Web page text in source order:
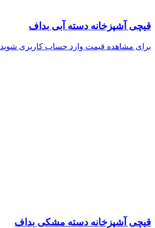
قیچی آشپزخانه دسته آبی بداف
برای مشاهده قیمت وارد حساب کاربری شوید
قیچی آشپزخانه دسته مشکی بداف